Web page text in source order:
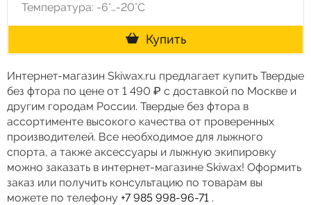
Температура: -6°…-20°C
Купить
Интернет-магазин Skiwax.ru предлагает купить Твердые
без фтора по цене от 1 490 ₽ с доставкой по Москве и
другим городам России. Твердые без фтора в
ассортименте высокого качества от проверенных
производителей. Все необходимое для лыжного
спорта, а также аксессуары и лыжную экипировку
можно заказать в интернет-магазине Skiwax! Оформить
заказ или получить консультацию по товарам вы
можете по телефону +7 985 998-96-71 .